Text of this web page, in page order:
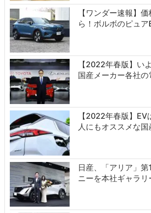
【ワンダー速報】
ら！ボルボのピュ
【2022年春版】い
国産メーカー各社
【2022年春版】EV
人にもオススメな
日産、「アリア」
ニーを本社ギャラリ